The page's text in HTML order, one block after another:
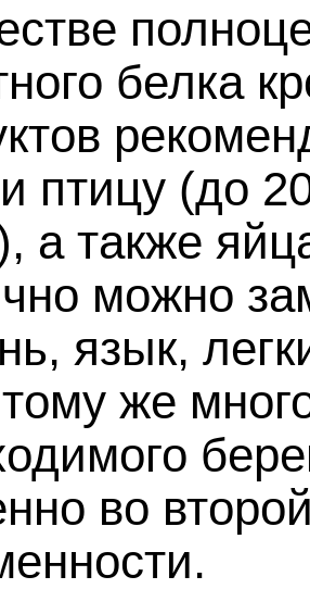
белка
птицу (до
а также
можно
язык,
же
во